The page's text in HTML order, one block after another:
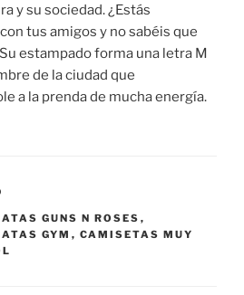
y su sociedad. ¿Estás
tus amigos y no sabéis que
estampado forma una letra M
de la ciudad que
a la prenda de mucha energía.
GUNS N ROSES ,
GYM , CAMISETAS MUY